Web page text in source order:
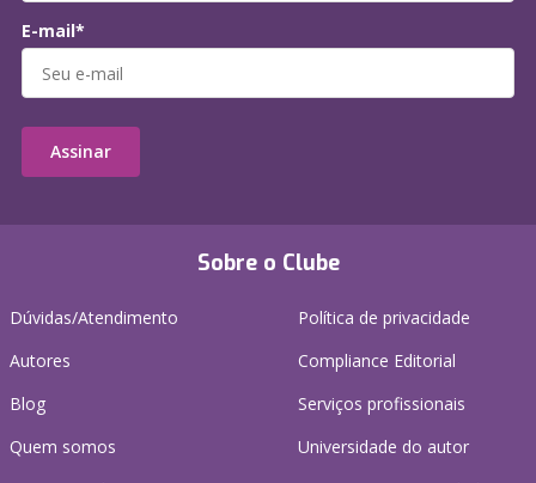
Sobre o Clube
Dúvidas/Atendimento
Autores
Blog
Quem somos
Política de privacidade
Compliance Editorial
Serviços profissionais
Universidade do autor
E-mail*
Assinar